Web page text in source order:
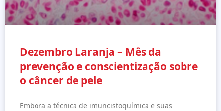
Dezembro Laranja – Mês da
prevenção e conscientização sobre
o câncer de pele
Embora a técnica de imunoistoquímica e suas